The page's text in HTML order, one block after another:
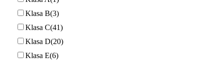
Klasa B 3
Klasa C 41
Klasa D 20
Klasa E 6